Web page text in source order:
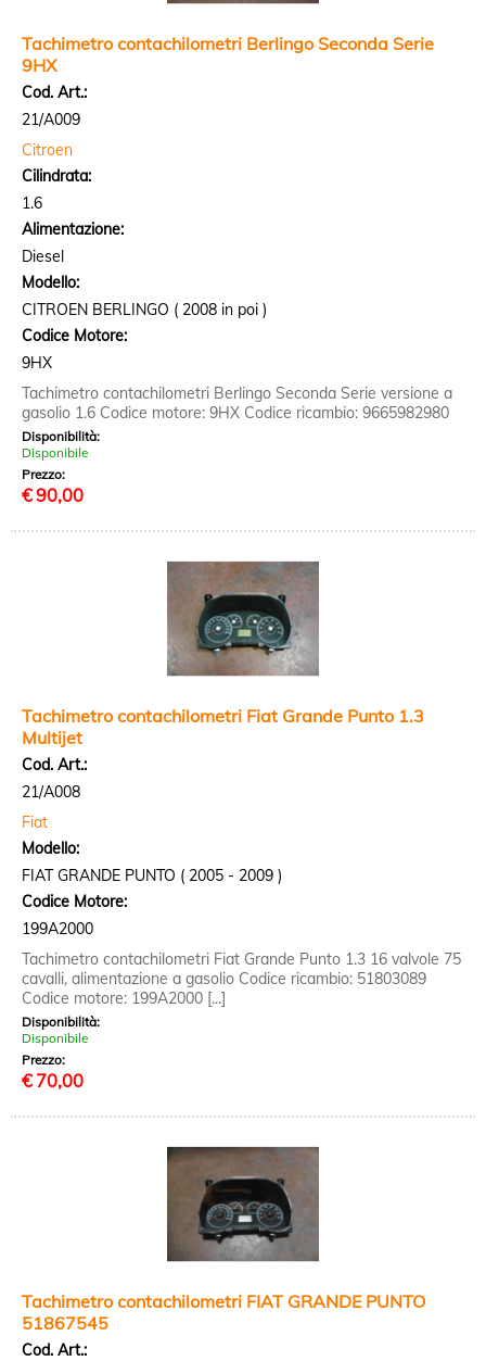
Tachimetro contachilometri Berlingo Seconda Serie
9HX
Cod. Art.:
21/A009
Citroen
Cilindrata:
1.6
Alimentazione:
Diesel
Modello:
CITROEN BERLINGO ( 2008 in poi )
Codice Motore:
9HX
Tachimetro contachilometri Berlingo Seconda Serie versione a
gasolio 1.6 Codice motore: 9HX Codice ricambio: 9665982980
Disponibilità:
Disponibile
Prezzo:
€90,00
Tachimetro contachilometri Fiat Grande Punto 1.3
Multijet
Cod. Art.:
21/A008
Fiat
Modello:
FIAT GRANDE PUNTO ( 2005 - 2009 )
Codice Motore:
199A2000
Tachimetro contachilometri Fiat Grande Punto 1.3 16 valvole 75
cavalli, alimentazione a gasolio Codice ricambio: 51803089
Codice motore: 199A2000 [...]
Disponibilità:
Disponibile
Prezzo:
€ 70,00
Tachimetro contachilometri FIAT GRANDE PUNTO
51867545
Cod. Art.: